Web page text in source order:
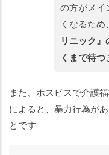
の方がメイ
くなるため
リニック
くまで待つ
また、ホスピスで介護
によると、暴力行為が
とです